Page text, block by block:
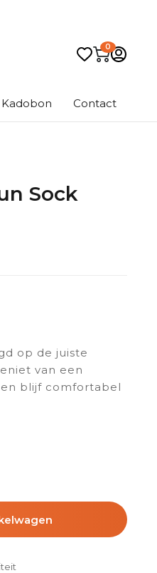
0
Kadobon Contact
Sock
op de juiste
van een
blijf comfortabel